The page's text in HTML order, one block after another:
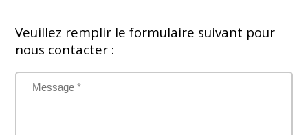
Veuillez remplir le formulaire suivant pour
nous contacter :
Message *